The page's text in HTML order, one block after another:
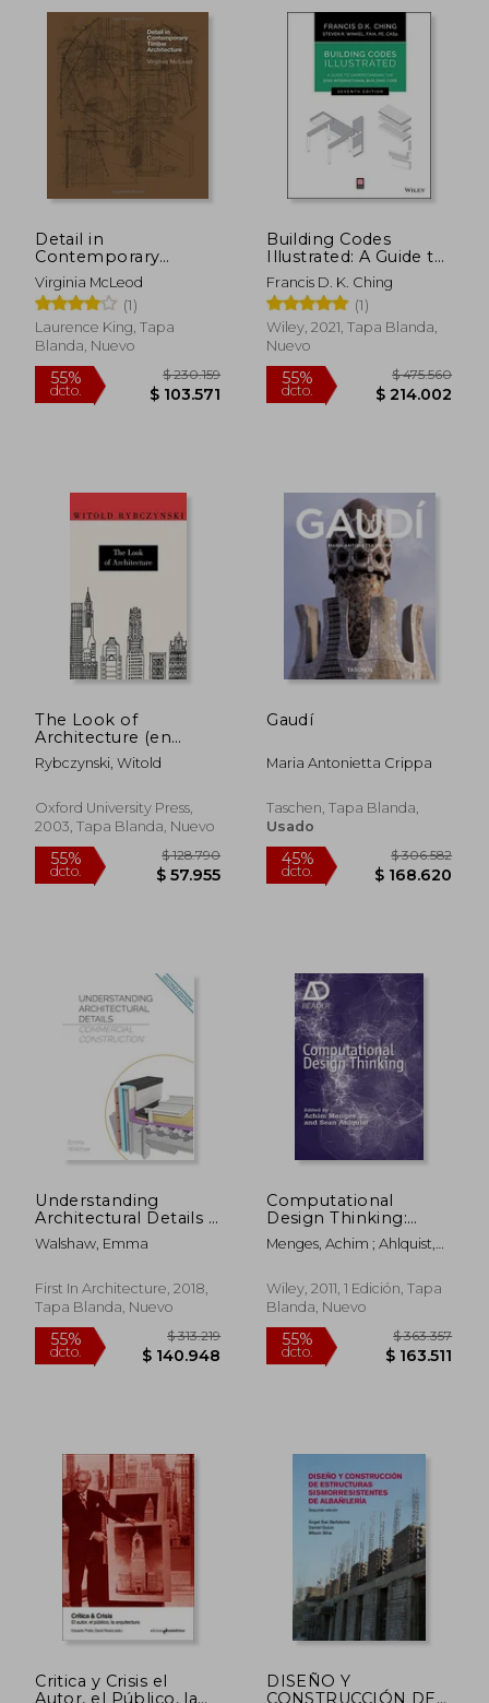
55%
dcto. $ 69.558
45%
dcto.
55%
dcto.
Detail in
Contemporary
Timber Architecture
Virginia McLeod
(1)
Laurence King, Tapa
Blanda, Nuevo
$ 230.159
$ 103.571
Building Codes
Illustrated: A Guide to
Understanding the
2021 International
Building Code (en
Inglés)
Francis D. K. Ching
(1)
Wiley, 2021, Tapa Blanda,
Nuevo
55%
dcto. $
The Look of
Architecture (en
Inglés)
Rybczynski, Witold
Oxford University Press,
2003, Tapa Blanda, Nuevo
55%
dcto.
$ 128.790
Gaudí
Maria Antonietta Crippa
Taschen, Tapa Blanda,
Usado
45%
dcto.
Understanding
Architectural Details -
Commercial (en
Inglés)
Walshaw, Emma
First In Architecture, 2018,
Tapa Blanda, Nuevo
Computational
Design Thinking:
Computation Design
Thinking (ad Reader)
Menges, Achim ; Ahlquist,
Wiley, 2011, 1 Edición, Tapa
Blanda, Nuevo
Critica y Crisis el
Autor, el Público, la
DISEÑO Y
CONSTRUCCIÓN DE